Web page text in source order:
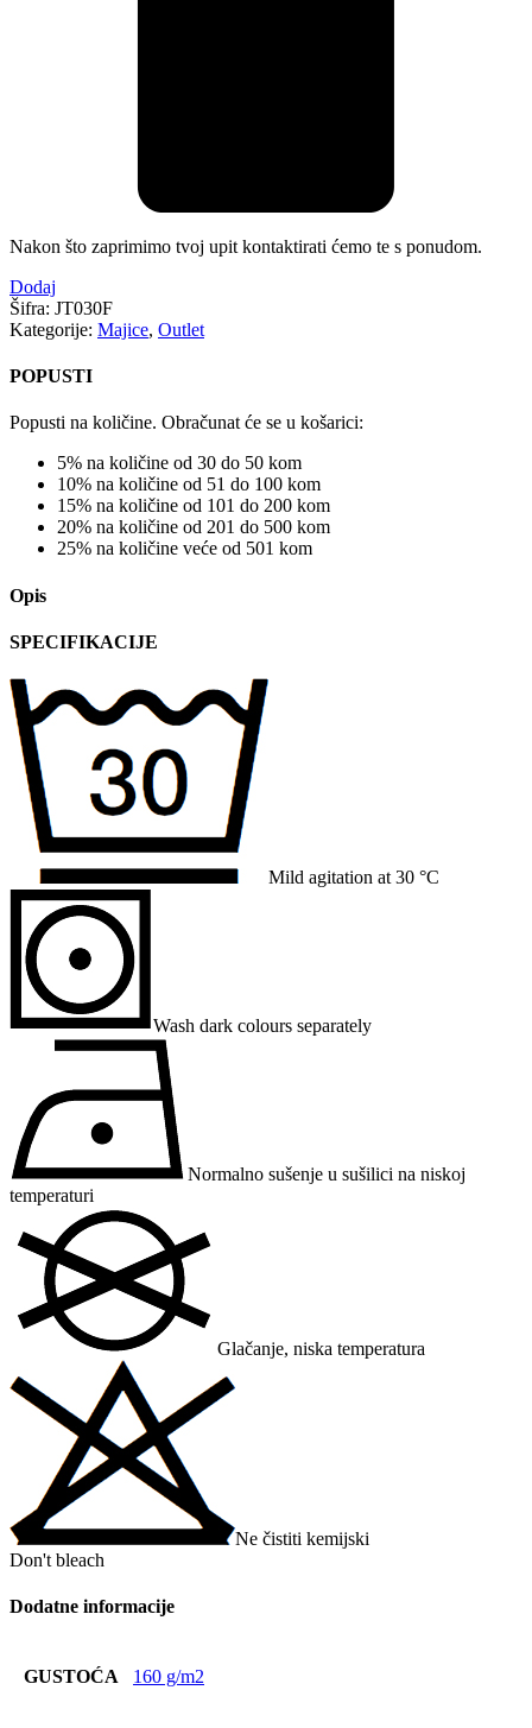
Nakon što zaprimimo tvoj upit kontaktirati ćemo te s ponudom.
Dodaj
Šifra: JT030F
Kategorije: Majice, Outlet
POPUSTI
Popusti na količine. Obračunat će se u košarici:
5% na količine od 30 do 50 kom
10% na količine od 51 do 100 kom
15% na količine od 101 do 200 kom
20% na količine od 201 do 500 kom
25% na količine veće od 501 kom
Opis
SPECIFIKACIJE
Mild agitation at 30 °C
Wash dark colours separately
Normalno sušenje u sušilici na niskoj
temperaturi
Glačanje, niska temperatura
Ne čistiti kemijski
Don't bleach
Dodatne informacije
GUSTOĆA 160 g/m2